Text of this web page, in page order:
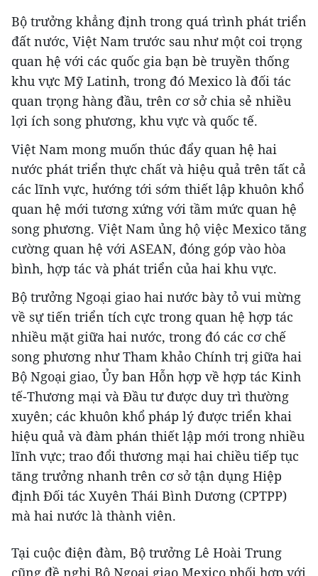
Bộ trưởng khẳng định trong quá trình phát triển
đất nước, Việt Nam trước sau như một coi trọng
quan hệ với các quốc gia bạn bè truyền thống
khu vực Mỹ Latinh, trong đó Mexico là đối tác
quan trọng hàng đầu, trên cơ sở chia sẻ nhiều
lợi ích song phương, khu vực và quốc tế.
Việt Nam mong muốn thúc đẩy quan hệ hai
nước phát triển thực chất và hiệu quả trên tất cả
các lĩnh vực, hướng tới sớm thiết lập khuôn khổ
quan hệ mới tương xứng với tầm mức quan hệ
song phương. Việt Nam ủng hộ việc Mexico tăng
cường quan hệ với ASEAN, đóng góp vào hòa
bình, hợp tác và phát triển của hai khu vực.
Bộ trưởng Ngoại giao hai nước bày tỏ vui mừng
về sự tiến triển tích cực trong quan hệ hợp tác
nhiều mặt giữa hai nước, trong đó các cơ chế
song phương như Tham khảo Chính trị giữa hai
Bộ Ngoại giao, Ủy ban Hỗn hợp về hợp tác Kinh
tế-Thương mại và Đầu tư được duy trì thường
xuyên; các khuôn khổ pháp lý được triển khai
hiệu quả và đàm phán thiết lập mới trong nhiều
lĩnh vực; trao đổi thương mại hai chiều tiếp tục
tăng trưởng nhanh trên cơ sở tận dụng Hiệp
định Đối tác Xuyên Thái Bình Dương (CPTPP)
mà hai nước là thành viên.
Tại cuộc điện đàm, Bộ trưởng Lê Hoài Trung
cũng đề nghị Bộ Ngoại giao Mexico phối hợp với